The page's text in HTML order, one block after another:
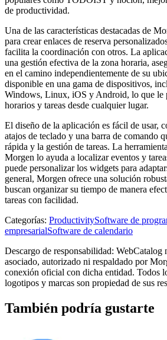
de productividad.
Una de las características destacadas de
para crear enlaces de reserva
facilita la coordinación con otros. La
una gestión efectiva de la zona horaria,
en el camino independientemente de su
disponible en una gama de dispositivos,
Windows, Linux, iOS y Android, lo que le
horarios y tareas desde cualquier lugar.
El diseño de la aplicación es fácil de usar,
atajos de teclado y una barra de comando
rápida y la gestión de tareas. La
Morgen lo ayuda a localizar eventos y
puede personalizar los widgets para
general, Morgen ofrece una solución
buscan organizar su tiempo de manera
tareas con facilidad.
Categorías: ProductivitySoftware de
empresarialSoftware de calendario
Descargo de responsabilidad: WebCatalog
asociado, autorizado ni respaldado por
conexión oficial con dicha entidad. Todos
logotipos y marcas son propiedad de sus
También podría gustarte